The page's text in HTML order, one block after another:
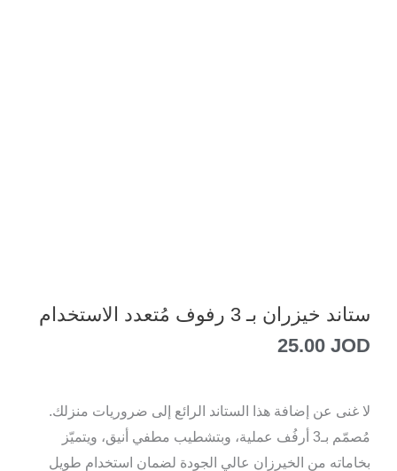
ستاند خيزران بـ 3 رفوف مُتعدد الاستخدام
25.00 JOD
لا غنى عن إضافة هذا الستاند الرائع إلى ضروريات منزلك.
مُصمّم بـ3 أرفُف عملية، وبتشطيب مطفي أنيق، ويتميّز
بخاماته من الخيرزان عالي الجودة لضمان استخدام طويل